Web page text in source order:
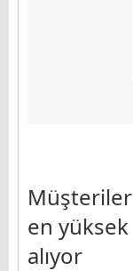
en yüksek
alıyor